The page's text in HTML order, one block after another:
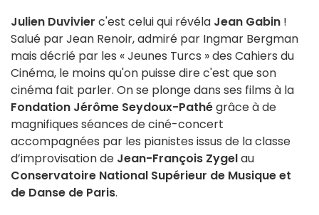
Julien Duvivier c'est celui qui révéla Jean Gabin !
Salué par Jean Renoir, admiré par Ingmar Bergman
mais décrié par les « Jeunes Turcs » des Cahiers du
Cinéma, le moins qu'on puisse dire c'est que son
cinéma fait parler. On se plonge dans ses films à la
Fondation Jérôme Seydoux-Pathégrâce à de
magnifiques séances de ciné-concert
accompagnées par les pianistes issus de la classe
d’improvisation de Jean-François Zygelau
Conservatoire National Supérieur de Musique et
de Danse de Paris.